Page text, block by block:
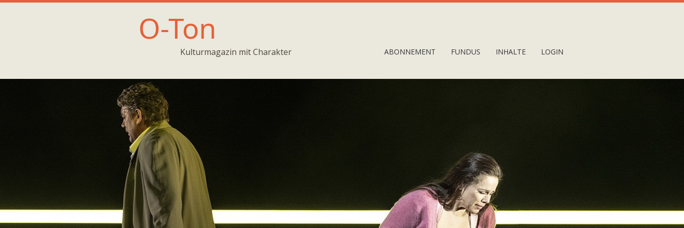
O-Ton
Kulturmagazin mit Charakter ABONNEMENT FUNDUS INHALTE LOGIN